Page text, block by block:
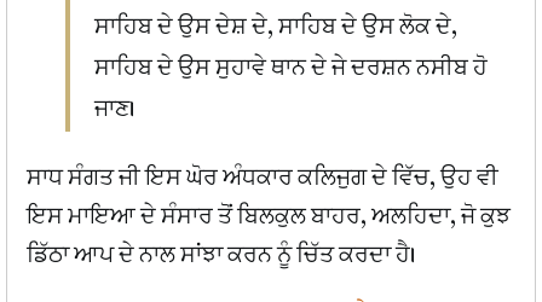
ਸਾਹਿਬ ਦੇ ਉਸ ਦੇਸ਼ ਦੇ, ਸਾਹਿਬ ਦੇ ਉਸ ਲੋਕ ਦੇ,
ਸਾਹਿਬ ਦੇ ਉਸ ਸੁਹਾਵੇ ਥਾਨ ਦੇ ਜੇ ਦਰਸ਼ਨ ਨਸੀਬ ਹੋ
ਜਾਣ।
ਸਾਧ ਸੰਗਤ ਜੀ ਇਸ ਘੋਰ ਅੰਧਕਾਰ ਕਲਿਜੁਗ ਦੇ ਵਿੱਚ, ਉਹ ਵੀ
ਇਸ ਮਾਇਆ ਦੇ ਸੰਸਾਰ ਤੋਂ ਬਿਲਕੁਲ ਬਾਹਰ, ਅਲਹਿਦਾ, ਜੋ ਕੁਝ
ਡਿੱਠਾ ਆਪ ਦੇ ਨਾਲ ਸਾਂਝਾ ਕਰਨ ਨੂੰ ਚਿੱਤ ਕਰਦਾ ਹੈ।